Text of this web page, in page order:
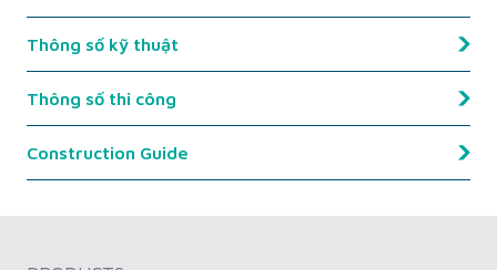
Thông số kỹ thuật
Chỉ tiêu
Độ cứng
60 HD
Thông số thi công
Độ sâu tiêu chuẩn: 3mm-5mm
Construction Guide